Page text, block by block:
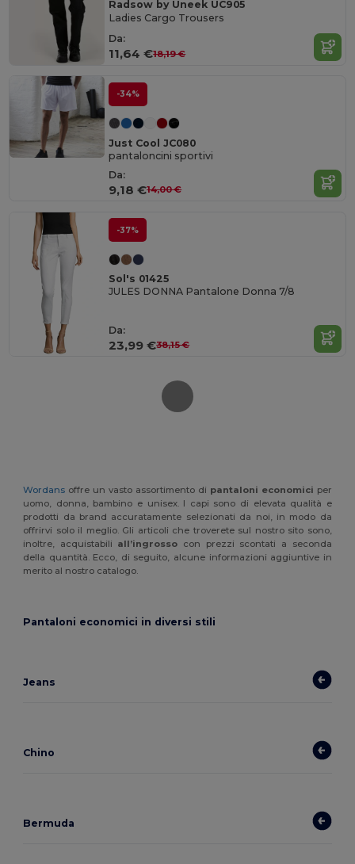
Radsow by Uneek UC905
Ladies Cargo Trousers
Da:
11,64 €18,19 €
-34%
Just Cool JC080
pantaloncini sportivi
Da:
9,18 €14,00 €
-37%
Sol's 01425
JULES DONNA Pantalone Donna 7/8
Da:
23,99 €38,15 €
Wordans offre un vasto assortimento di pantaloni economici per
uomo, donna, bambino e unisex. I capi sono di elevata qualità e
prodotti da brand accuratamente selezionati da noi, in modo da
offrirvi solo il meglio. Gli articoli che troverete sul nostro sito sono,
inoltre, acquistabili all’ingrosso con prezzi scontati a seconda
della quantità. Ecco, di seguito, alcune informazioni aggiuntive in
merito al nostro catalogo.
Pantaloni economici in diversi stili
Jeans
Chino
Bermuda